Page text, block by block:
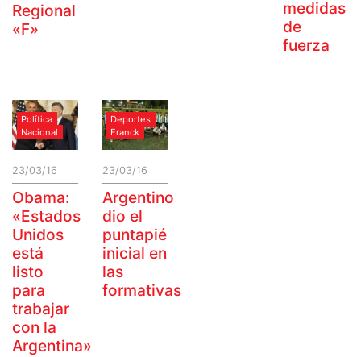
Regional
«F»
medidas
de
fuerza
Política
Nacional
23/03/16
Obama:
«Estados
Unidos
está
listo
para
trabajar
con la
Argentina»
Deportes
Franck
23/03/16
Argentino
dio el
puntapié
inicial en
las
formativas